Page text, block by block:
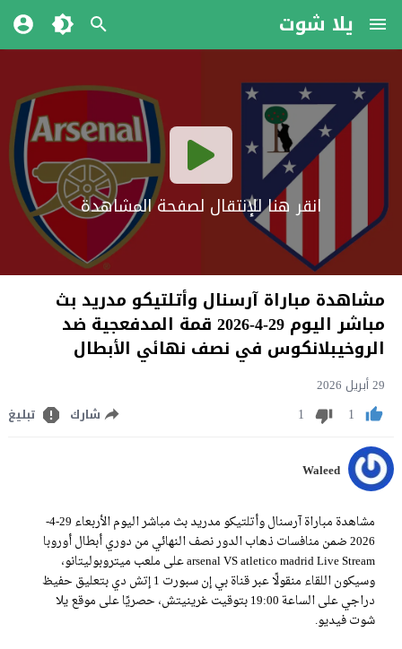
يلا شوت
انقر هنا للإنتقال لصفحة المشاهدة
مشاهدة مباراة آرسنال وأتلتيكو مدريد بث
مباشر اليوم 29-4-2026 قمة المدفعجية ضد
الروخيبلانكوس في نصف نهائي الأبطال
29 أبريل 2026
1
1 شارك تبليغ
Waleed
مشاهدة مباراة آرسنال وأتلتيكو مدريد بث مباشر اليوم الأربعاء 29-4-
2026 ضمن منافسات ذهاب الدور نصف النهائي من دوري أبطال أوروبا
arsenal VS atletico madrid Live Stream على ملعب ميتروبوليتانو،
وسيكون اللقاء منقولًا عبر قناة بي إن سبورت 1 إتش دي بتعليق حفيظ
دراجي على الساعة 19:00 بتوقيت غرينيتش، حصريًا على موقع يلا
شوت فيديو.